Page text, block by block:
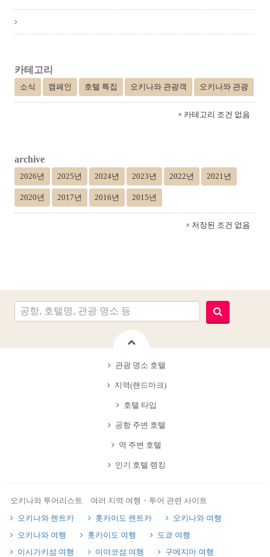
카테고리
소식 캠페인 호텔 특집 오키나와 관광객 오키나와 관광
× 카테고리 조건 없음
archive
2026년 2025년 2024년 2023년 2022년 2021년
2020년 2017년 2016년 2015년
× 저장된 조건 없음
관광 명소 호텔
지역(랜드마크)
호텔 타입
공항 주변 호텔
역 주변 호텔
인기 호텔 랭킹
오키나와 투어리스트 여러 지역 여행・투어 관련 사이트
오키나와 렌트카
홋카이도 렌트카
오키나와 여행
오키나와 여행
홋카이도 여행
도쿄 여행
이시가키섬 여행
미야코섬 여행 구메지마 여행